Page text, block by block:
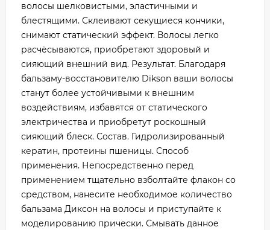
волосы шелковистыми, эластичными и
блестящими. Склеивают секущиеся кончики,
снимают статический эффект. Волосы легко
расчёсываются, приобретают здоровый и
сияющий внешний вид. Результат. Благодаря
бальзаму-восстановителю Dikson ваши волосы
станут более устойчивыми к внешним
воздействиям, избавятся от статического
электричества и приобретут роскошный
сияющий блеск. Состав. Гидролизированный
кератин, протеины пшеницы. Способ
применения. Непосредственно перед
применением тщательно взболтайте флакон со
средством, нанесите необходимое количество
бальзама Диксон на волосы и приступайте к
моделированию прически. Смывать данное